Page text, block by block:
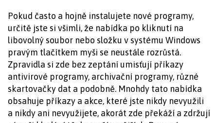
Pokud často a hojně instalujete nové programy,
určitě jste si všimli, že nabídka po kliknutí na
libovolný soubor nebo složku v systému Windows
pravým tlačítkem myši se neustále rozrůstá.
Zpravidla si zde bez zeptání umisťují příkazy
antivirové programy, archivační programy, různé
skartovačky dat a podobně. Mnohdy tato nabídka
obsahuje příkazy a akce, které jste nikdy nevyužili
a nikdy ani nevyužijete, akorát zde překáží a zdržují